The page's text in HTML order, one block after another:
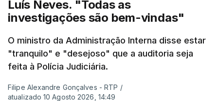
Pelo menos 20 prédios desabaram na cidade de
Cali, com várias pessoas presas nos escombros,
disse o autarca Alejandro Eder à agência Reuters.
segundo os Serviços Geológicos dos Estados
Luís Neves. "Todas as
investigações são bem-vindas"
O ministro da Administração Interna disse estar
"tranquilo" e "desejoso" que a auditoria seja
feita à Polícia Judiciária.
Filipe Alexandre Gonçalves - RTP /
atualizado 10 Agosto 2026, 14:49